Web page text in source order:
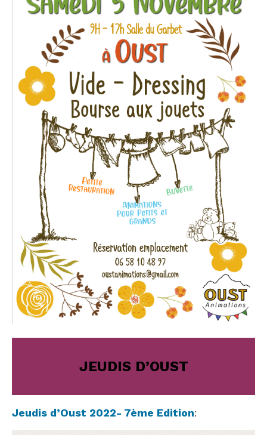
JEUDIS D’OUST
Jeudis d’Oust 2022- 7ème Edition: